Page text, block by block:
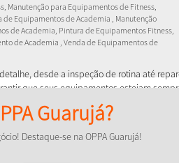
Manutenção para Equipamentos de Fitness,
de Equipamentos de Academia , Manutenção
de Academia, Pintura de Equipamentos Fitness,
de Academia , Venda de Equipamentos de
desde a inspeção de rotina até
que seus equipamentos estejam
Guarujá?
Destaque-se na OPPA Guarujá!